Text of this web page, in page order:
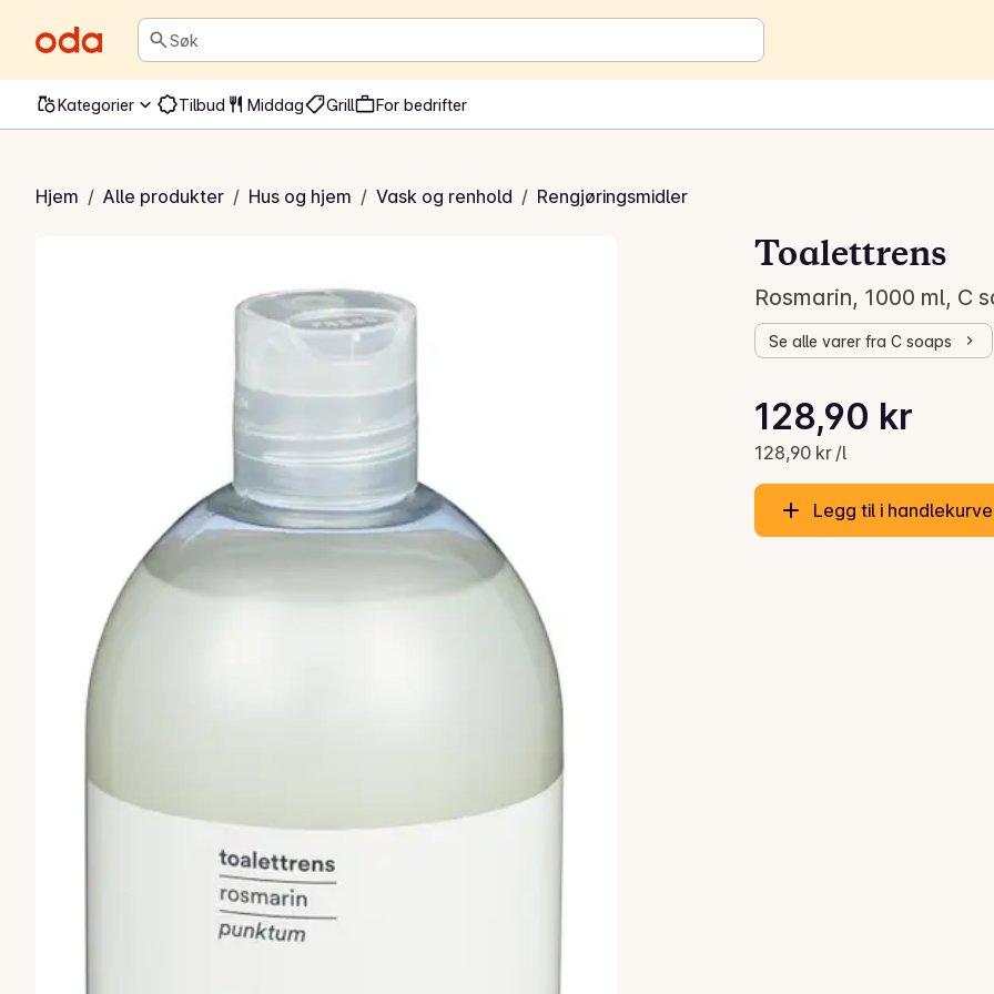
Søk
Kategorier Tilbud Middag Grill For bedrifter
Hjem / Alle produkter / Hus og hjem / Vask og renhold / Rengjøringsmidler
Toalettrens
Rosmarin, 1000 ml, C
Se alle varer fra C soaps
Gjeldende pris er: 128,90 kr
128,90 kr
128,90 kr /l
Stykkpris: 128,90 kr /l
Legg til i